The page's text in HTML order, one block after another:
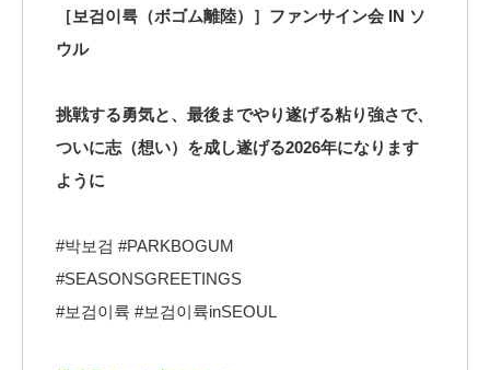
［보검이륙（ボゴム離陸）］ファンサイン会 IN ソ
ウル
挑戦する勇気と、最後までやり遂げる粘り強さで、
ついに志（想い）を成し遂げる2026年になります
ように
#박보검 #PARKBOGUM
#SEASONSGREETINGS
#보검이륙 #보검이륙inSEOUL